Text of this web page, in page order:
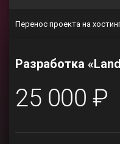
Перенос проекта на
Разработка
25 000 ₽